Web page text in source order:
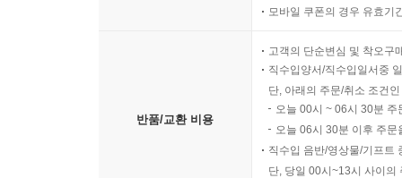
모바일 쿠폰의 경우 유효기
반품/교환 비용
고객의 단순변심 및 착오구
직수입양서/직수입일서중
단, 아래의 주문/취소 조건
오늘 00시 ~ 06시 30분
오늘 06시 30분 이후 주
직수입 음반/영상물/기프트
단, 당일 00시~13시 사이의